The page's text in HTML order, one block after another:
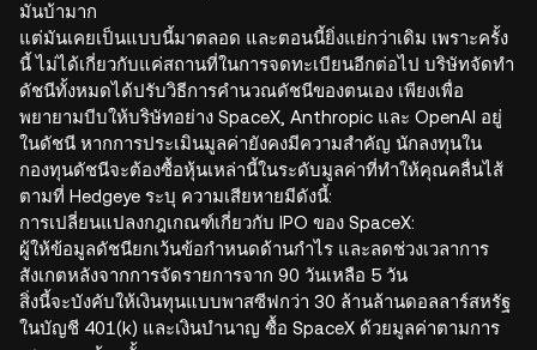
มันบ้ามาก
แต่มันเคยเป็นแบบนี้มาตลอด และตอนนี้ยิ่งแย่กว่าเดิม เพราะครั้ง
นี้ ไม่ได้เกี่ยวกับแค่สถานที่ในการจดทะเบียนอีกต่อไป บริษัทจัดทำ
ดัชนีทั้งหมดได้ปรับวิธีการคำนวณดัชนีของตนเอง เพียงเพื่อ
พยายามบีบให้บริษัทอย่าง SpaceX, Anthropic และ OpenAI อยู่
ในดัชนี หากการประเมินมูลค่ายังคงมีความสำคัญ นักลงทุนใน
กองทุนดัชนีจะต้องซื้อหุ้นเหล่านี้ในระดับมูลค่าที่ทำให้คุณคลื่นไส้
ตามที่ Hedgeye ระบุ ความเสียหายมีดังนี้:
การเปลี่ยนแปลงกฎเกณฑ์เกี่ยวกับ IPO ของ SpaceX:
ผู้ให้ข้อมูลดัชนียกเว้นข้อกำหนดด้านกำไร และลดช่วงเวลาการ
สังเกตหลังจากการจัดรายการจาก 90 วันเหลือ 5 วัน
สิ่งนี้จะบังคับให้เงินทุนแบบพาสซีฟกว่า 30 ล้านล้านดอลลาร์สหรัฐ
ในบัญชี 401(k) และเงินบำนาญ ซื้อ SpaceX ด้วยมูลค่าตามการ